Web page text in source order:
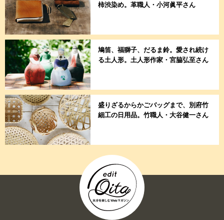
柿渋染め。革職人・小河眞平さん
鳩笛、福獅子、だるま鈴。愛され続け
る土人形。土人形作家・宮脇弘至さん
盛りざるからかごバッグまで、別府竹
細工の日用品。竹職人・大谷健一さん